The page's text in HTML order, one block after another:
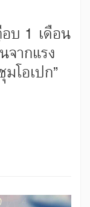
อบ 1 เดือน
ากแรง
โอเปก”